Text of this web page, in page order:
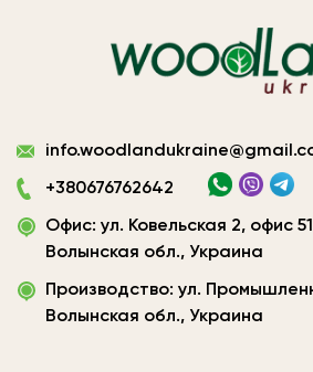
Виготовлення
матеріалів
|
ТОВ
України»
+380676762642
Офис: ул. Ковельская 2, офис
Волынская обл., Украина
Производство: ул.
Волынская обл., Украина